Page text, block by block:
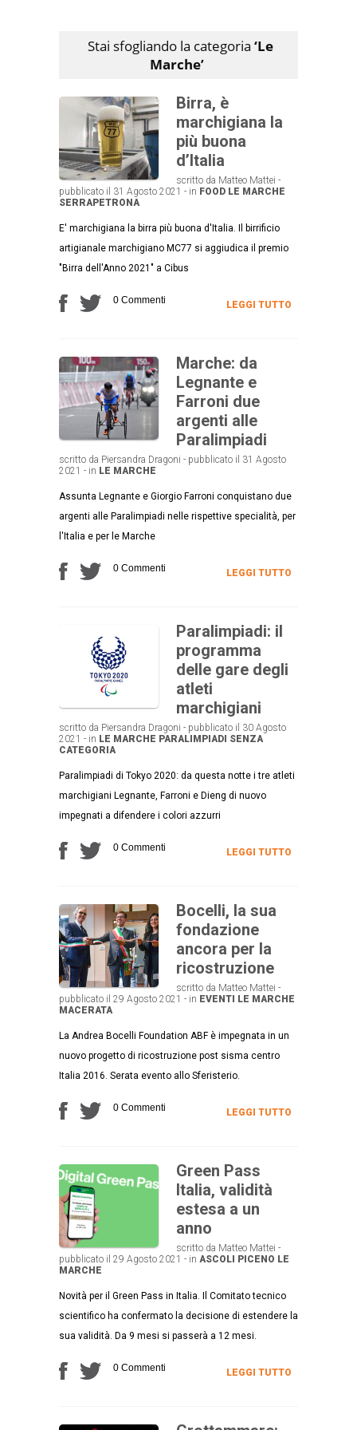
Stai sfogliando la categoria ‘Le
Marche’
Birra, è
marchigiana la
più buona
d’Italia
scritto da Matteo Mattei -
pubblicato il 31 Agosto 2021 - in FOOD LE MARCHE
SERRAPETRONA
E' marchigiana la birra più buona d'Italia. Il birrificio
artigianale marchigiano MC77 si aggiudica il premio
"Birra dell'Anno 2021" a Cibus
0 Commenti LEGGI TUTTO
Marche: da
Legnante e
Farroni due
argenti alle
Paralimpiadi
scritto da Piersandra Dragoni - pubblicato il 31 Agosto
2021 - in LE MARCHE
Assunta Legnante e Giorgio Farroni conquistano due
argenti alle Paralimpiadi nelle rispettive specialità, per
l'Italia e per le Marche
0 Commenti LEGGI TUTTO
Paralimpiadi: il
programma
delle gare degli
atleti
marchigiani
scritto da Piersandra Dragoni - pubblicato il 30 Agosto
2021 - in LE MARCHE PARALIMPIADI SENZA
CATEGORIA
Paralimpiadi di Tokyo 2020: da questa notte i tre atleti
marchigiani Legnante, Farroni e Dieng di nuovo
impegnati a difendere i colori azzurri
0 Commenti LEGGI TUTTO
Bocelli, la sua
fondazione
ancora per la
ricostruzione
scritto da Matteo Mattei -
pubblicato il 29 Agosto 2021 - in EVENTI LE MARCHE
MACERATA
La Andrea Bocelli Foundation ABF è impegnata in un
nuovo progetto di ricostruzione post sisma centro
Italia 2016. Serata evento allo Sferisterio.
0 Commenti LEGGI TUTTO
Green Pass
Italia, validità
estesa a un
anno
scritto da Matteo Mattei -
pubblicato il 29 Agosto 2021 - in ASCOLI PICENO LE
MARCHE
Novità per il Green Pass in Italia. Il Comitato tecnico
scientifico ha confermato la decisione di estendere la
sua validità. Da 9 mesi si passerà a 12 mesi.
0 Commenti LEGGI TUTTO